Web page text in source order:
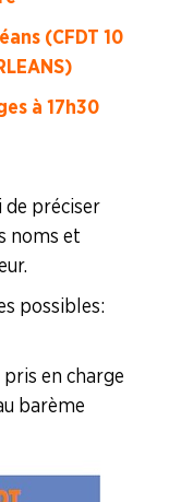
(CFDT 10
à 17h30
de préciser
noms et
possibles :
en charge
barème